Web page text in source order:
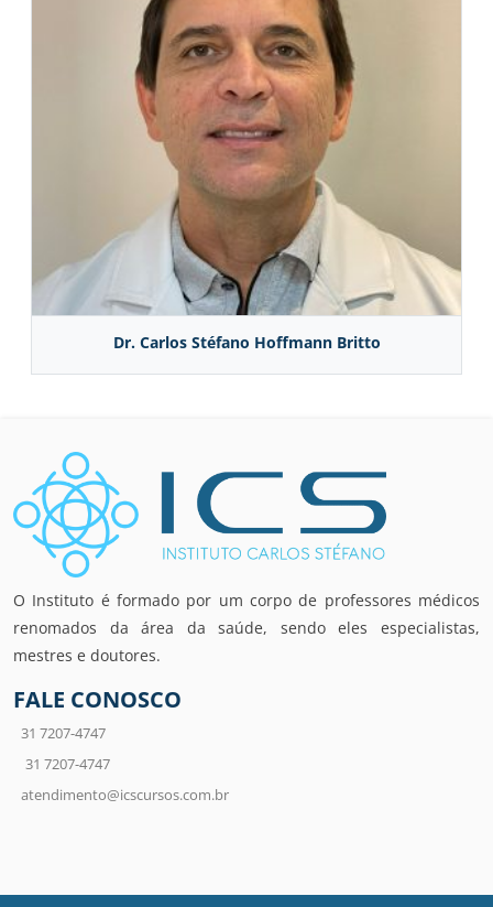
Dr. Carlos Stéfano Hoffmann Britto
O Instituto é formado por um corpo de professores médicos
renomados da área da saúde, sendo eles especialistas,
mestres e doutores.
FALE CONOSCO
31 7207-4747
31 7207-4747
atendimento@icscursos.com.br